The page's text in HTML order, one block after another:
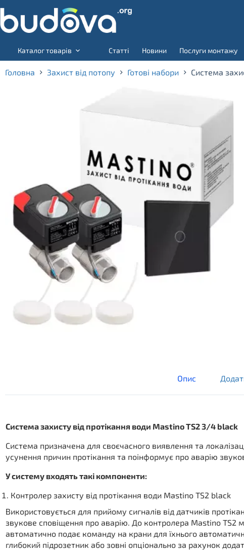
to
content
Каталог товарів
Статті Новини Послуги монтажу
Головна Захист від потопу Готові набори Система
Опис
Система захисту від протікання води Mastino TS2 3/4 black
Система призначена для своєчасного виявлення та
усунення причин протікання та поінформує про аварію
У систему входять такі компоненти:
Контролер захисту від протікання води Mastino TS2 black
Використовується для прийому сигналів від датчиків
звукове сповіщення про аварію. До контролера Mastino TS2
автоматично подає команду на крани для їхнього
глибокий підрозетник або зовні опціонально за рахунок